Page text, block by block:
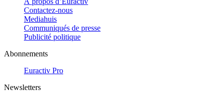
Contactez-nous
Mediahuis
Communiqués de presse
Publicité politique
Abonnements
Euractiv Pro
Newsletters